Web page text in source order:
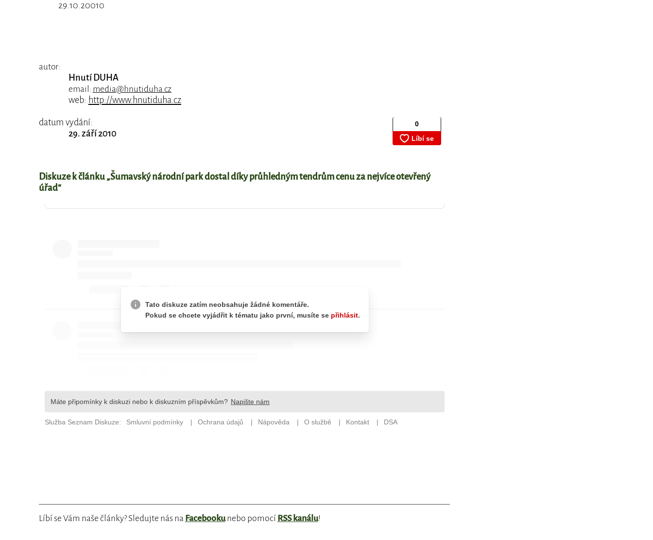
29.10.20010
autor:
Hnutí DUHA
email: media@hnutiduha.cz
web: http://www.hnutiduha.cz
datum vydání:
29. září 2010
Diskuze k článku „Šumavský národní park dostal díky průhledným tendrům cenu za nejvíce otevřený
úřad“
Líbí se Vám naše články? Sledujte nás na Facebookunebo pomocí RSS kanálu!